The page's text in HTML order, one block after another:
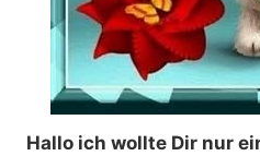
Hallo ich wollte Dir nur